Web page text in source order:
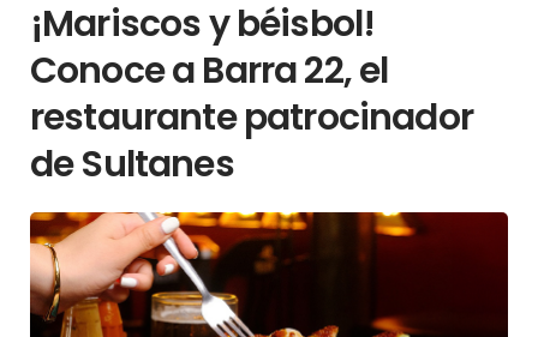
¡Mariscos y béisbol!
Conoce a Barra 22, el
restaurante patrocinador
de Sultanes